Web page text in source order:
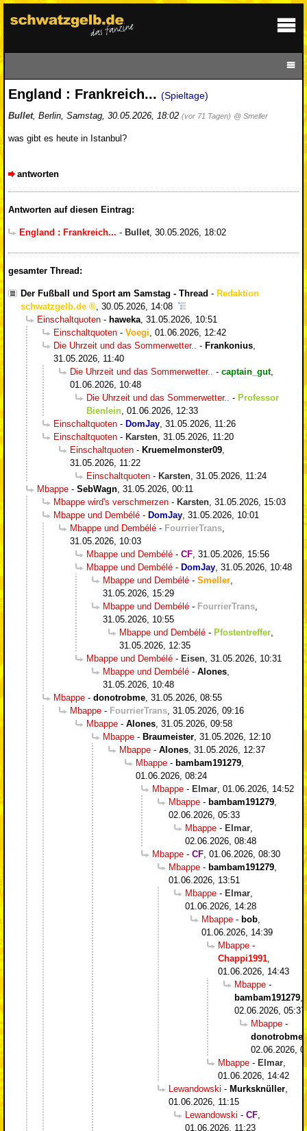
England : Frankreich... (Spieltage)
Bullet, Berlin, Samstag, 30.05.2026, 18:02 (vor 71 Tagen) @ Smeller
was gibt es heute in Istanbul?
antworten
Antworten auf diesen Eintrag:
England : Frankreich... - Bullet, 30.05.2026, 18:02
gesamter Thread:
Der Fußball und Sport am Samstag - Thread - Redaktion
schwatzgelb.de
30.05.2026, 14:08
Einschaltquoten - haweka 31.05.2026, 10:51
Einschaltquoten - Voegi 01.06.2026, 12:42
Die Uhrzeit und das Sommerwetter..
- Frankonius
31.05.2026, 11:40
Die Uhrzeit und das Sommerwetter..
- captain_gut,
01.06.2026, 10:48
Die Uhrzeit und das Sommerwetter..
- Professor
Bienlein 01.06.2026, 12:33
Einschaltquoten - DomJay 31.05.2026, 11:26
Einschaltquoten - Karsten 31.05.2026, 11:20
Einschaltquoten - Kruemelmonster09
31.05.2026, 11:22
Einschaltquoten - Karsten 31.05.2026, 11:24
Mbappe - SebWagn 31.05.2026, 00:11
Mbappe wird's verschmerzen - Karsten 31.05.2026, 15:03
Mbappe und Dembélé - DomJay 31.05.2026, 10:01
Mbappe und Dembélé - FourrierTrans
31.05.2026, 10:03
Mbappe und Dembélé - CF 31.05.2026, 15:56
Mbappe und Dembélé - DomJay 31.05.2026, 10:48
Mbappe und Dembélé - Smeller
31.05.2026, 15:29
Mbappe und Dembélé - FourrierTrans
31.05.2026, 10:55
Mbappe und Dembélé - Pfostentreffer
31.05.2026, 12:35
Mbappe und Dembélé - Eisen 31.05.2026, 10:31
Mbappe und Dembélé - Alones
31.05.2026, 10:48
Mbappe - donotrobme 31.05.2026, 08:55
Mbappe - FourrierTrans 31.05.2026, 09:16
Mbappe - Alones 31.05.2026, 09:58
Mbappe - Braumeister 31.05.2026, 12:10
Mbappe - Alones 31.05.2026, 12:37
Mbappe - bambam191279
01.06.2026, 08:24
Mbappe - Elmar 01.06.2026, 14:52
Mbappe - bambam191279
02.06.2026, 05:33
Mbappe - Elmar
02.06.2026, 08:48
Mbappe - CF 01.06.2026, 08:30
Mbappe - bambam191279
01.06.2026, 13:51
Mbappe - Elmar
01.06.2026, 14:28
Mbappe - bob
01.06.2026, 14:39
Mbappe -
Chappi1991
01.06.2026, 14:43
Mbappe -
bambam191279
02.06.2026, 05:37
Mbappe -
donotrobme
02.06.2026,
Mbappe - Elmar
01.06.2026, 14:42
Lewandowski - Murksknüller
01.06.2026, 11:15
Lewandowski - CF
01.06.2026, 11:23